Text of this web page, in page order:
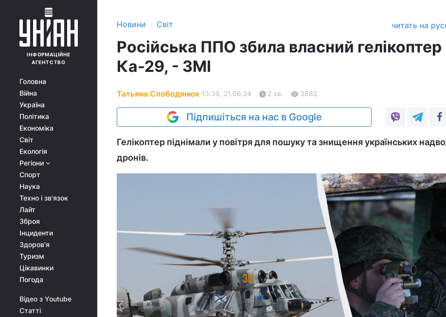
ІНФОРМАЦІЙНЕ
АГЕНТСТВО
Головна
Війна
Україна
Політика
Економіка
Світ
Екологія
Регіони
Спорт
Наука
Техно і зв'язок
Лайт
Зброя
Інциденти
Здоров'я
Туризм
Цікавинки
Погода
Відео з Youtube
Статті
Новини › Світ читать на
Російська ППО збила власний гелікоптер
Ка-29, - ЗМІ
Татьяна Слободянюк 13:39, 21.06.24 2 хв. 3882
Підпишіться на нас в Google
Гелікоптер піднімали у повітря для пошуку та знищення українських
дронів.